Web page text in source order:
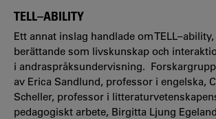
TELL–ABILITY
Ett annat inslag handlade om
berättande som livskunskap och
i andraspråksundervisning.
av Erica Sandlund, professor i engelska,
Scheller, professor i
pedagogiskt arbete, Birgitta Ljung